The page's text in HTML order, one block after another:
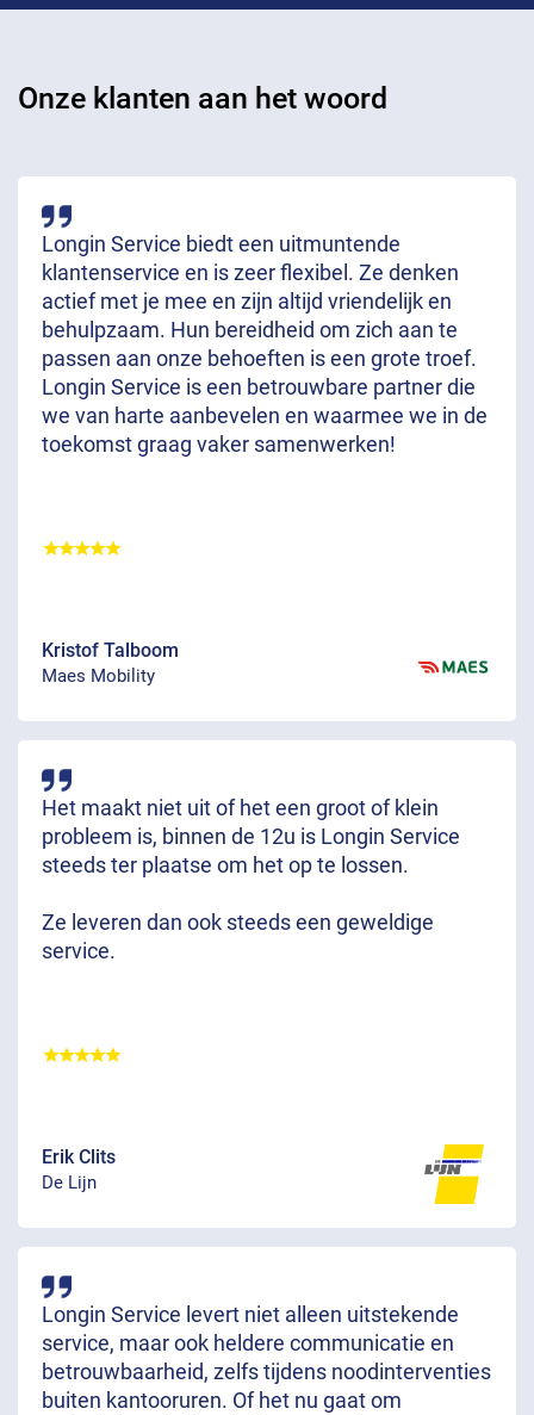
Onze klanten aan het woord
Longin Service biedt een uitmuntende
klantenservice en is zeer flexibel. Ze denken
actief met je mee en zijn altijd vriendelijk en
behulpzaam. Hun bereidheid om zich aan te
passen aan onze behoeften is een grote troef.
Longin Service is een betrouwbare partner die
we van harte aanbevelen en waarmee we in de
toekomst graag vaker samenwerken!
Kristof Talboom
Maes Mobility
Het maakt niet uit of het een groot of klein
probleem is, binnen de 12u is Longin Service
steeds ter plaatse om het op te lossen.
Ze leveren dan ook steeds een geweldige
service.
Erik Clits
De Lijn
Longin Service levert niet alleen uitstekende
service, maar ook heldere communicatie en
betrouwbaarheid, zelfs tijdens noodinterventies
buiten kantooruren. Of het nu gaat om